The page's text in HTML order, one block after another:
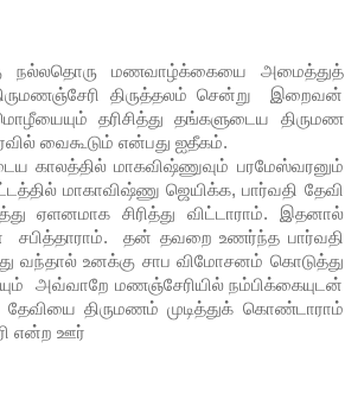
நல்லதொரு மணவாழ்க்கையை அமைத்துத்
திருமணஞ்சேரி திருத்தலம் சென்று இறைவன்
தரிசித்து தங்களுடைய திருமண
வைகூடும் என்பது ஐதீகம்.
காலத்தில் மாகவிஷ்ணுவும் பரமேஸ்வரனும்
மாகாவிஷ்ணு ஜெயிக்க, பார்வதி தேவி
சிரித்து விட்டாராம். இதனால்
சபித்தாராம். தன் தவறை உணர்ந்த பார்வதி
வந்தால் உனக்கு சாப விமோசனம் கொடுத்து
அவ்வாறே மணஞ்சேரியில் நம்பிக்கையுடன்
திருமணம் முடித்துக் கொண்டாராம்
என்ற ஊர்